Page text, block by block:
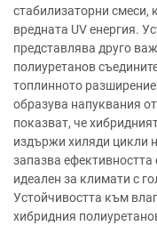
стабилизаторни смеси,
вредната UV енергия.
представлява друго
полиуретанов
топлинното разширение
образува напуквания
показват, че
издържи хиляди цикли
запазва ефективността
идеален за климати с
Устойчивостта към
хибридния